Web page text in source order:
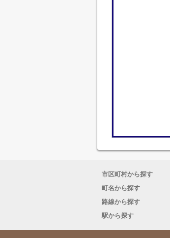
市区町村から探す
町名から探す
路線から探す
駅から探す